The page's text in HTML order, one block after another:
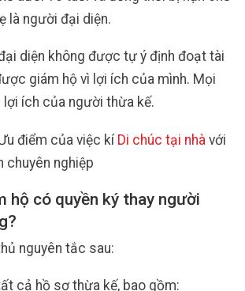
là người đại diện.
diện không được tự ý định đoạt tài
giám hộ vì lợi ích của mình. Mọi
lợi ích của người thừa kế.
điểm của việc kí Di chúc tại nhà với
chuyên nghiệp
hộ có quyền ký thay người
nguyên tắc sau:
cả hồ sơ thừa kế, bao gồm: